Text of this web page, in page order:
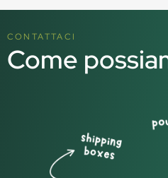
CONTATTACI
Come